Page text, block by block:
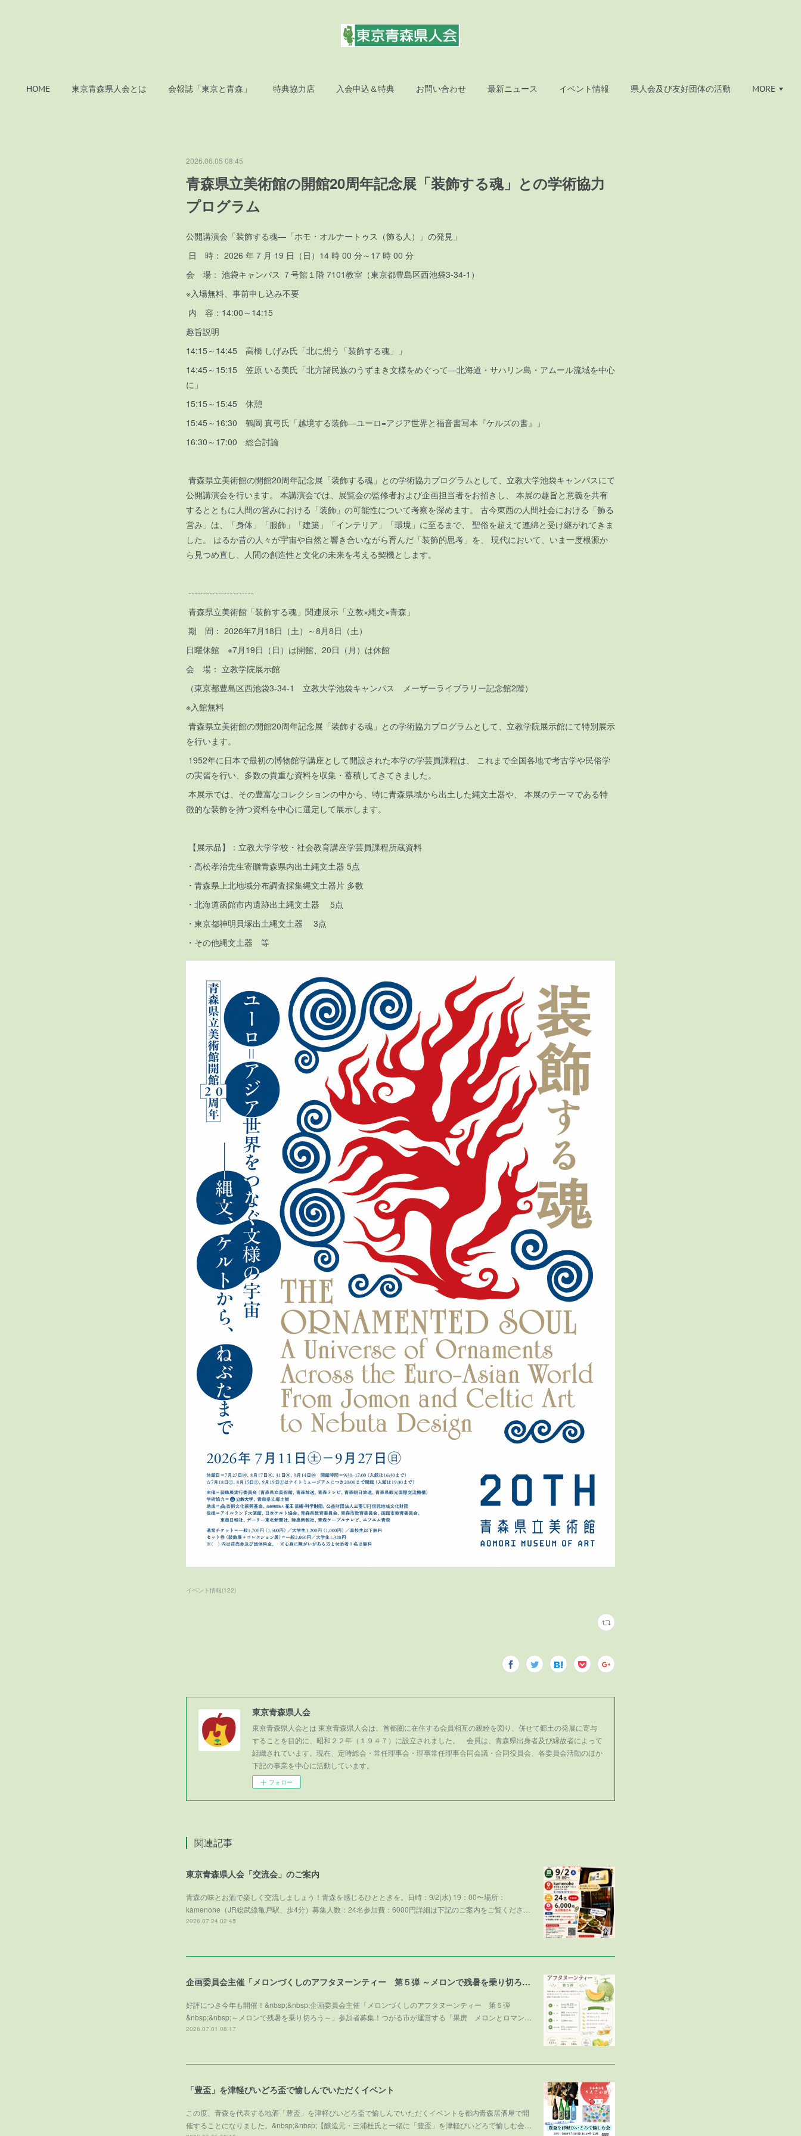
HOME 東京青森県人会とは 会報誌「東京と青森」 特典協力店 入会申込＆特典 お問い合わせ 最新ニュース イベント情報 県人会及び友好団体の活動 MORE
2026.06.05 08:45
青森県立美術館の開館20周年記念展「装飾する魂」との学術協力
プログラム
公開講演会「装飾する魂—「ホモ・オルナートゥス（飾る人）」の発見」
日 時： 2026 年 7 月 19 日（日）14 時 00 分～17 時 00 分
会 場： 池袋キャンパス ７号館１階 7101教室（東京都豊島区西池袋3-34-1）
※入場無料、事前申し込み不要
内 容：14:00～14:15
趣旨説明
14:15～14:45 高橋 しげみ氏「北に想う「装飾する魂」」
14:45～15:15 笠原 いる美氏「北方諸民族のうずまき文様をめぐって—北海道・サハリン島・アムール流域を中心
に」
15:15～15:45 休憩
15:45～16:30 鶴岡 真弓氏「越境する装飾—ユーロ=アジア世界と福音書写本『ケルズの書』」
16:30～17:00 総合討論
青森県立美術館の開館20周年記念展「装飾する魂」との学術協力プログラムとして、立教大学池袋キャンパスにて
公開講演会を行います。 本講演会では、展覧会の監修者および企画担当者をお招きし、 本展の趣旨と意義を共有
するとともに人間の営みにおける「装飾」の可能性について考察を深めます。 古今東西の人間社会における「飾る
営み」は、「身体」「服飾」「建築」「インテリア」「環境」に至るまで、 聖俗を超えて連綿と受け継がれてきま
した。 はるか昔の人々が宇宙や自然と響き合いながら育んだ「装飾的思考」を、 現代において、いま一度根源か
ら見つめ直し、人間の創造性と文化の未来を考える契機とします。
----------------------
青森県立美術館「装飾する魂」関連展示「立教×縄文×青森」
期 間： 2026年7月18日（土）～8月8日（土）
日曜休館 ※7月19日（日）は開館、20日（月）は休館
会 場： 立教学院展示館
（東京都豊島区西池袋3-34-1 立教大学池袋キャンパス メーザーライブラリー記念館2階）
※入館無料
青森県立美術館の開館20周年記念展「装飾する魂」との学術協力プログラムとして、立教学院展示館にて特別展示
を行います。
1952年に日本で最初の博物館学講座として開設された本学の学芸員課程は、 これまで全国各地で考古学や民俗学
の実習を行い、多数の貴重な資料を収集・蓄積してきてきました。
本展示では、その豊富なコレクションの中から、特に青森県域から出土した縄文土器や、 本展のテーマである特
徴的な装飾を持つ資料を中心に選定して展示します。
【展示品】：立教大学学校・社会教育講座学芸員課程所蔵資料
・高松孝治先生寄贈青森県内出土縄文土器 5点
・青森県上北地域分布調査採集縄文土器片 多数
・北海道函館市内遺跡出土縄文土器 5点
・東京都神明貝塚出土縄文土器 3点
・その他縄文土器 等
イベント情報(122)
東京青森県人会
東京青森県人会とは 東京青森県人会は、首都圏に在住する会員相互の親睦を図り、併せて郷土の発展に寄与
することを目的に、昭和２２年（１９４７）に設立されました。 会員は、青森県出身者及び縁故者によって
組織されています。現在、定時総会・常任理事会・理事常任理事合同会議・合同役員会、各委員会活動のほか
下記の事業を中心に活動しています。
フォロー
関連記事
東京青森県人会「交流会」のご案内
青森の味とお酒で楽しく交流しましょう！青森を感じるひとときを。日時：9/2(水) 19：00〜場所：
kamenohe（JR総武線亀戸駅、歩4分）募集人数：24名参加費：6000円詳細は下記のご案内をご覧くださ…
2026.07.24 02:45
企画委員会主催「メロンづくしのアフタヌーンティー 第５弾 ～メロンで残暑を乗り切ろう～」参加者募集！
好評につき今年も開催！&nbsp;&nbsp;企画委員会主催「メロンづくしのアフタヌーンティー 第５弾
&nbsp;&nbsp;～メロンで残暑を乗り切ろう～」参加者募集！つがる市が運営する「果房 メロンとロマン…
2026.07.01 08:17
「豊盃」を津軽びいどろ盃で愉しんでいただくイベント
この度、青森を代表する地酒「豊盃」を津軽びいどろ盃で愉しんでいただくイベントを都内青森居酒屋で開
催することになりました。&nbsp;&nbsp;【醸造元・三浦杜氏と一緒に「豊盃」を津軽びいどろで愉しむ会…